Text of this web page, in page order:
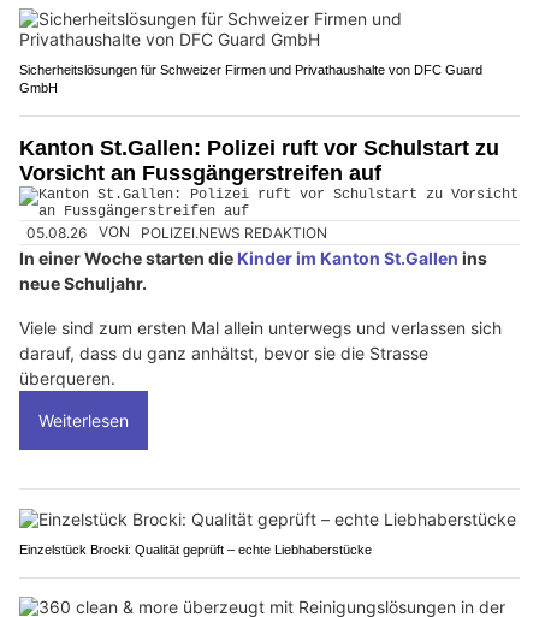
Sicherheitslösungen für Schweizer Firmen und Privathaushalte von DFC Guard
GmbH
Kanton St.Gallen: Polizei ruft vor Schulstart zu
Vorsicht an Fussgängerstreifen auf
05.08.26 VON POLIZEI.NEWS REDAKTION
In einer Woche starten die Kinder im Kanton St.Gallen ins
neue Schuljahr.
Viele sind zum ersten Mal allein unterwegs und verlassen sich
darauf, dass du ganz anhältst, bevor sie die Strasse
überqueren.
Weiterlesen
Einzelstück Brocki: Qualität geprüft – echte Liebhaberstücke